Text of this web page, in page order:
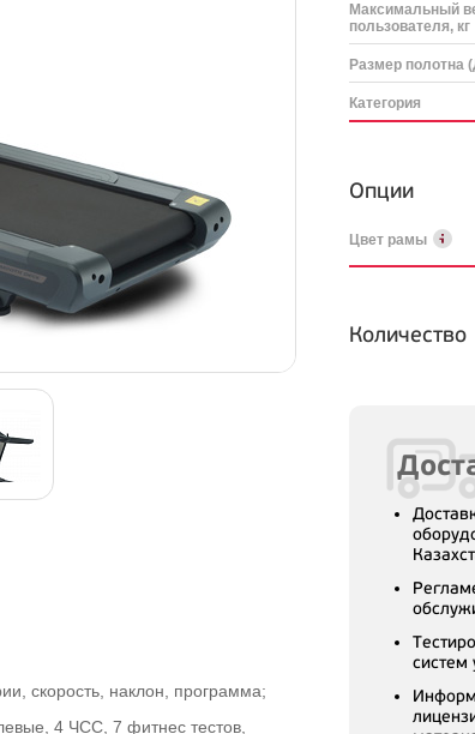
Максимальный
пользователя, кг
Размер полотна
Категория
Опции
Цвет рамы
Количество
систем
скорость, наклон, программа;
4 ЧСС, 7 фитнес тестов,